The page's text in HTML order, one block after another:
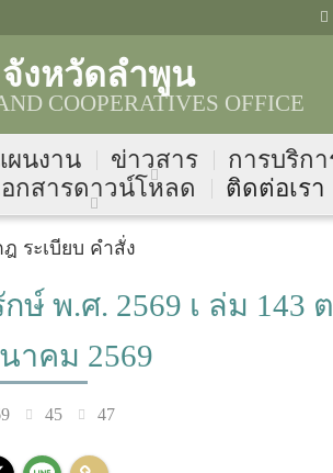
งหวัดลำพูน
COOPERATIVES OFFICE
ผนงาน ข่าวสาร
การบริก
อกสารดาวน์โหลด ติดต่อเรา
ระเบียบ คำสั่ง
พ.ศ. 2569 เ ล่ม 143
าคม 2569
45 47